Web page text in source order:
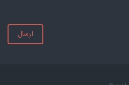
ارسال